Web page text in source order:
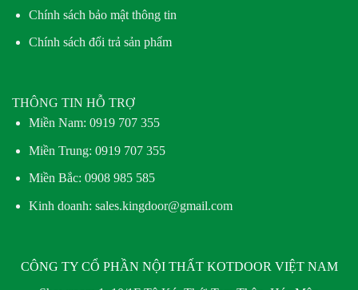
Chính sách bảo mật thông tin
Chính sách đổi trả sản phẩm
THÔNG TIN HỖ TRỢ
Miền Nam: 0919 707 355
Miền Trung: 0919 707 355
Miền Bắc: 0908 985 585
Kinh doanh: sales.kingdoor@gmail.com
CÔNG TY CỔ PHẦN NỘI THẤT KOTDOOR VIỆT NAM